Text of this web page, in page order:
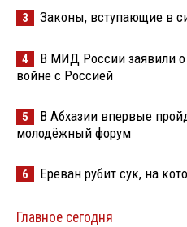
3 Законы, вступающие в
4
В МИД России заявили
войне с Россией
5
В Абхазии впервые
молодёжный форум
6 Ереван рубит сук, на
Главное сегодня